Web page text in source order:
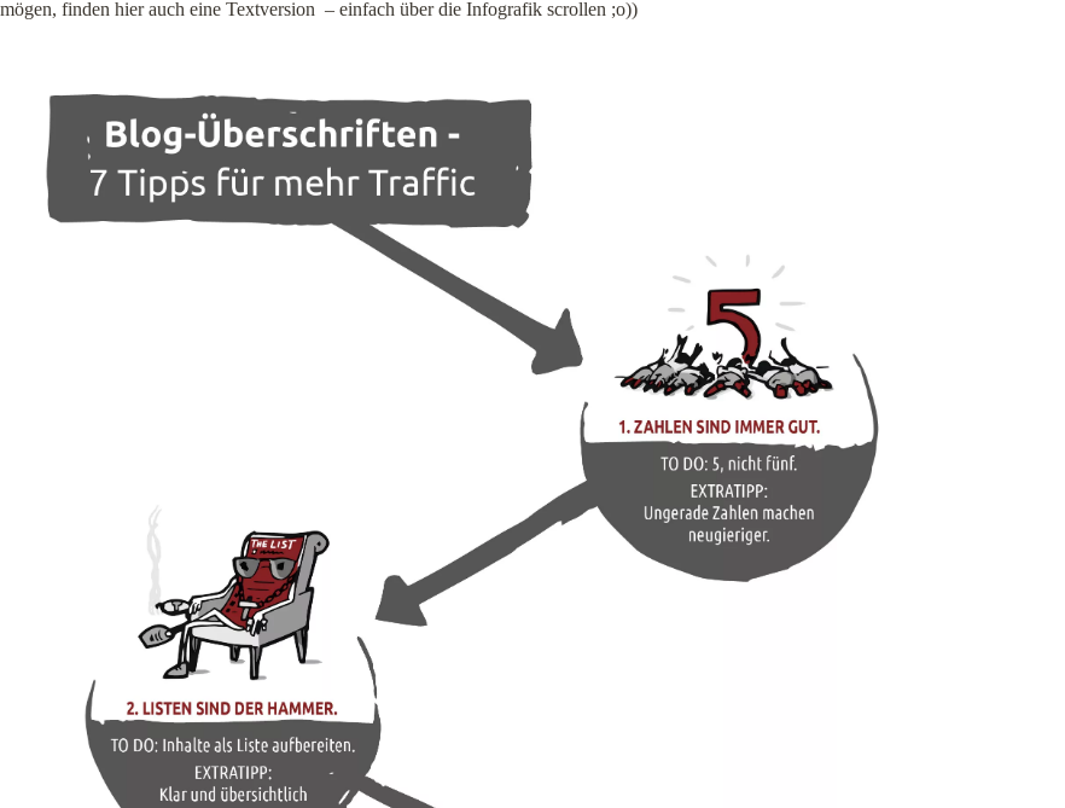
mögen, finden hier auch eine Textversion – einfach über die Infografik scrollen ;o))